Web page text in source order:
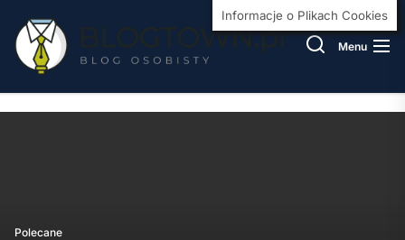
the
content
Menu
Polecane
Informacje o Plikach Cookies